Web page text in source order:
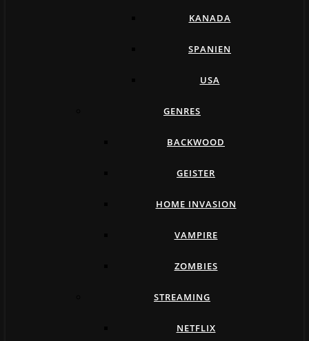
KANADA
SPANIEN
USA
GENRES
BACKWOOD
GEISTER
HOME INVASION
VAMPIRE
ZOMBIES
STREAMING
NETFLIX